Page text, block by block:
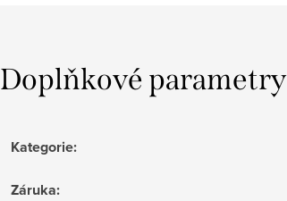
Doplňkové parametry
Kategorie:
Záruka: